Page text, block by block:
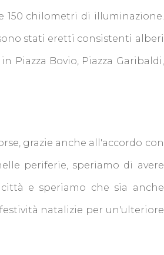
150 chilometri di illuminazione.
stati eretti consistenti alberi
Bovio, Piazza Garibaldi,
grazie anche all'accordo con
periferie, speriamo di avere
e speriamo che sia anche
natalizie per un'ulteriore